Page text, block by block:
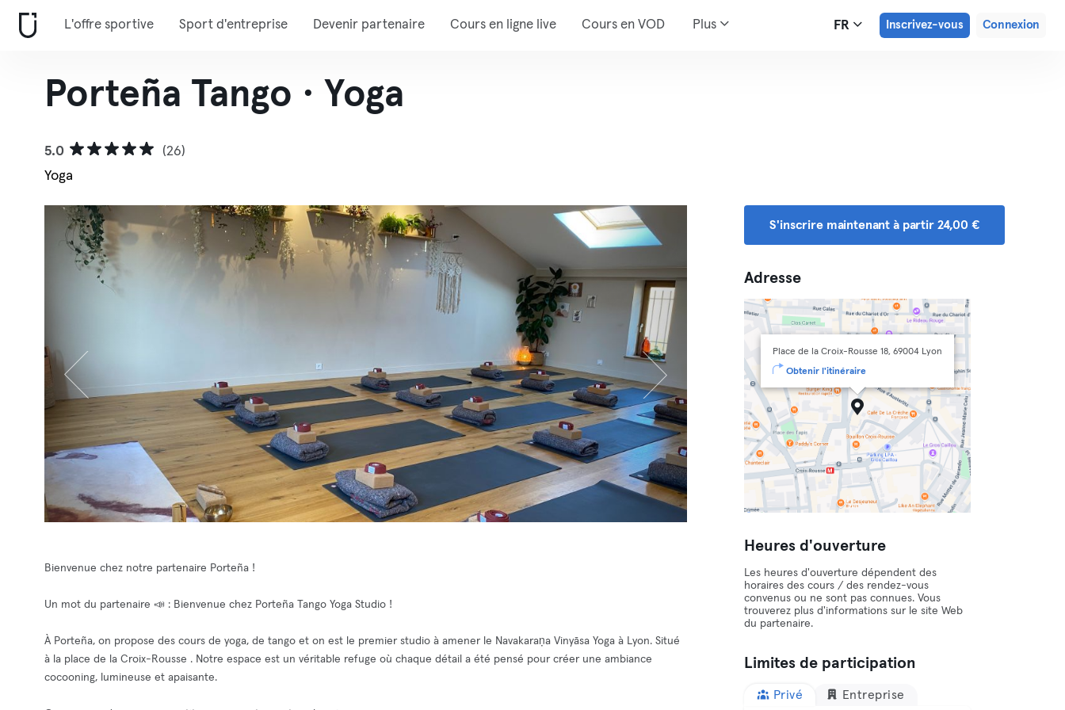
L'offre sportive Sport d'entreprise Devenir partenaire Cours en ligne live Cours en VOD Plus FR Inscrivez-vous Connexion
Porteña Tango · Yoga
5.0
(26)
Yoga
Bienvenue chez notre partenaire Porteña !
Un mot du partenaire 📣 : Bienvenue chez Porteña Tango Yoga Studio !
À Porteña, on propose des cours de yoga, de tango et on est le premier studio à amener le Navakaraṇa Vinyāsa Yoga à Lyon. Situé
à la place de la Croix-Rousse . Notre espace est un véritable refuge où chaque détail a été pensé pour créer une ambiance
cocooning, lumineuse et apaisante.
S'inscrire maintenant à partir 24,00 €
Adresse
Place de la Croix-Rousse 18, 69004 Lyon
Obtenir l'itinéraire
Heures d'ouverture
Les heures d'ouverture dépendent des
horaires des cours / des rendez-vous
convenus ou ne sont pas connues. Vous
trouverez plus d'informations sur le site Web
du partenaire.
Limites de participation
Privé Entreprise